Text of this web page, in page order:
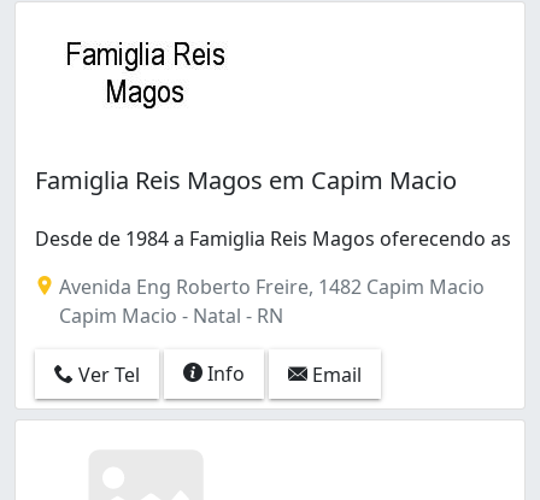
Famiglia Reis Magos em Capim Macio
Desde de 1984 a Famiglia Reis Magos oferecendo as
Avenida Eng Roberto Freire, 1482 Capim Macio
Capim Macio - Natal - RN
Ver Tel Info Email